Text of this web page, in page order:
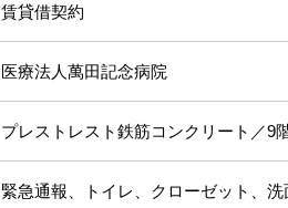
賃貸借契約
医療法人萬田記念病院
プレストレスト鉄筋コンクリート／9
緊急通報、トイレ、クローゼット、